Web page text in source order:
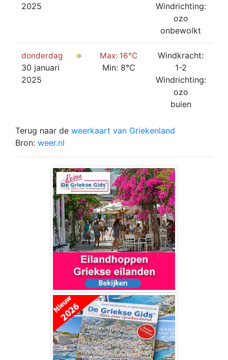
2025
Windrichting:
ozo
onbewolkt
donderdag
30 januari
2025
Max: 16°C
Min: 8°C
Windkracht:
1-2
Windrichting:
ozo
buien
Terug naar de weerkaart van Griekenland
Bron: weer.nl